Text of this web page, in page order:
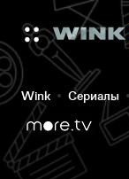
Wink Сериалы